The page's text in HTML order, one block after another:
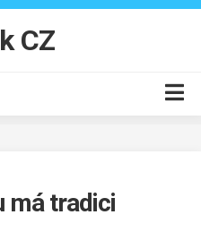
CZ
má tradici